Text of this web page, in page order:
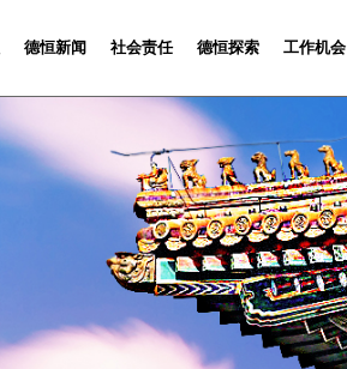
德恒新闻 社会责任 德恒探索 工作机会